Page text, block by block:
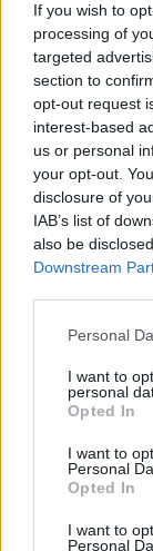
If you wish to
processing of
targeted
section to
opt-out request
interest-based
us or personal
your opt-out.
disclosure of
IAB’s list of
also be
Downstream
Personal
I want to
personal
Opted In
I want to
Personal
Opted In
I want to
Personal
Esim for USA